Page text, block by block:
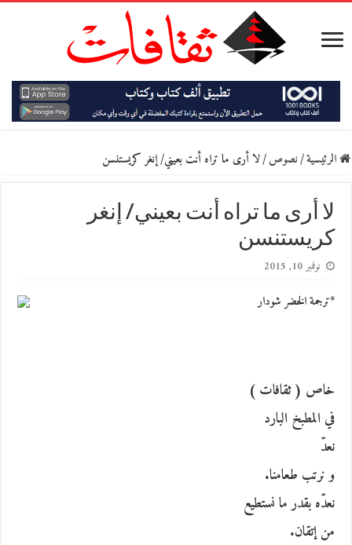
الرئيسية/نصوص/لا أرى ما تراه أنت بعيني/ إنغر كريستنسن
لا أرى ما تراه أنت بعيني/ إنغر
كريستنسن
نوفمبر 10, 2015
*ترجمة الخضر شودار
خاص ( ثقافات )
في المطبخ البارد
نعدّ
و نرتب طعامنا.
نعدّه بقدر ما نستطيع
من إتقان.